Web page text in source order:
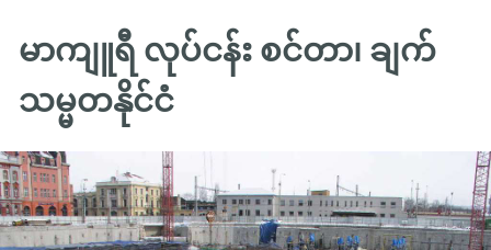
ရှ
တိုက်
မာကျူရီ လုပ်ငန်း စင်တာ၊ ချက်
သမ္မတနိုင်ငံ